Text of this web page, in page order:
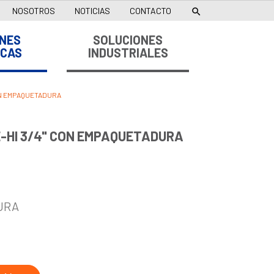
NOSOTROS NOTICIAS CONTACTO 
SOLUCIONES
INDUSTRIALES
HI 3/4" CON EMPAQUETADURA